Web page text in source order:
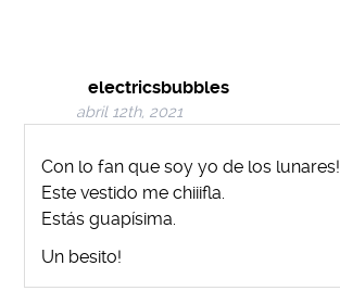
electricsbubbles
abril 12th, 2021
Con lo fan que soy yo de los lunares!
Este vestido me chiiifla.
Estás guapísima.
Un besito!